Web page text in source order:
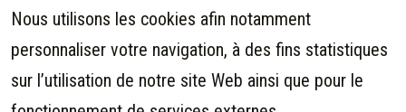
Nous utilisons les cookies afin notamment
personnaliser votre navigation, à des fins statistiques
sur l’utilisation de notre site Web ainsi que pour le